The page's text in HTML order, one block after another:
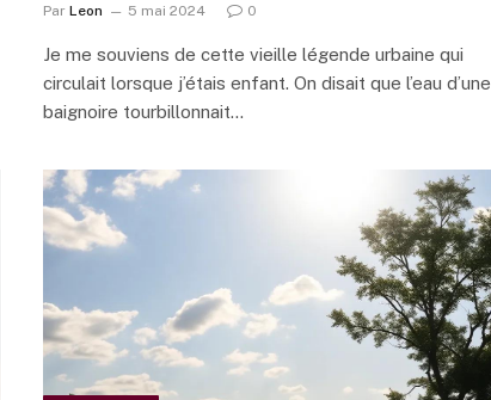
Par Leon 5 mai 2024 0
Je me souviens de cette vieille légende urbaine qui
circulait lorsque j’étais enfant. On disait que l’eau d’une
baignoire tourbillonnait…